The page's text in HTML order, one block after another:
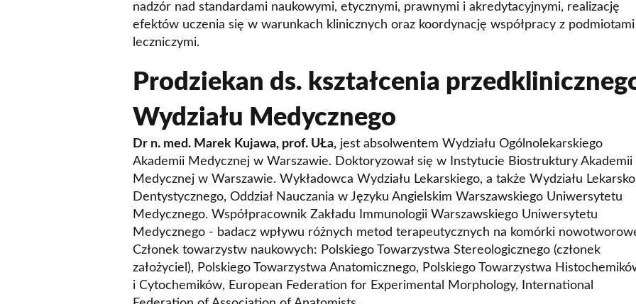
nadzór nad standardami naukowymi, etycznymi, prawnymi i akredytacyjnymi, realizację
efektów uczenia się w warunkach klinicznych oraz koordynację współpracy z podmiotami
leczniczymi.
Prodziekan ds. kształcenia
Wydziału Medycznego
Dr n. med. Marek Kujawa, prof. UŁa, jest absolwentem Wydziału Ogólnolekarskiego
Akademii Medycznej w Warszawie. Doktoryzował się w Instytucie Biostruktury Akademii
Medycznej w Warszawie. Wykładowca Wydziału Lekarskiego, a także Wydziału
Dentystycznego, Oddział Nauczania w Języku Angielskim Warszawskiego Uniwersytetu
Medycznego. Współpracownik Zakładu Immunologii Warszawskiego Uniwersytetu
Medycznego - badacz wpływu różnych metod terapeutycznych na komórki
Członek towarzystw naukowych: Polskiego Towarzystwa Stereologicznego (członek
założyciel), Polskiego Towarzystwa Anatomicznego, Polskiego Towarzystwa
i Cytochemików, European Federation for Experimental Morphology, International